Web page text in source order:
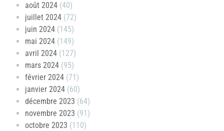
août 2024 (40)
juillet 2024 (72)
juin 2024 (145)
mai 2024 (149)
avril 2024 (127)
mars 2024 (95)
février 2024 (71)
janvier 2024 (60)
décembre 2023 (64)
novembre 2023 (91)
octobre 2023 (110)